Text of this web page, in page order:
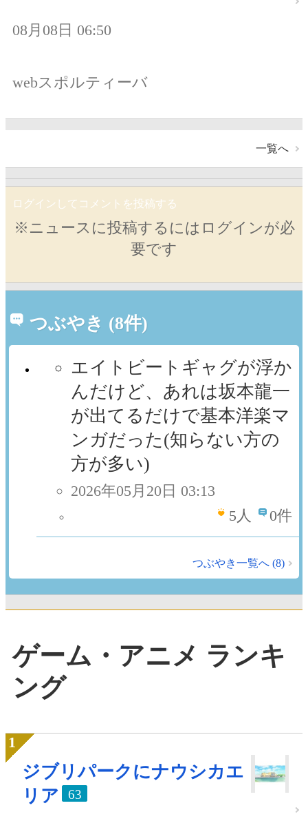
08月08日 06:50
webスポルティーバ
一覧へ
ログインしてコメントを投稿する
※ニュースに投稿するにはログインが必
要です
つぶやき (8件)
エイトビートギャグが浮か
んだけど、あれは坂本龍一
が出てるだけで基本洋楽マ
ンガだった(知らない方の
方が多い)
2026年05月20日 03:13
5 人 0件
つぶやき一覧へ (8)
ゲーム・アニメ ランキ
ング
ジブリパークにナウシカエ
リア
63